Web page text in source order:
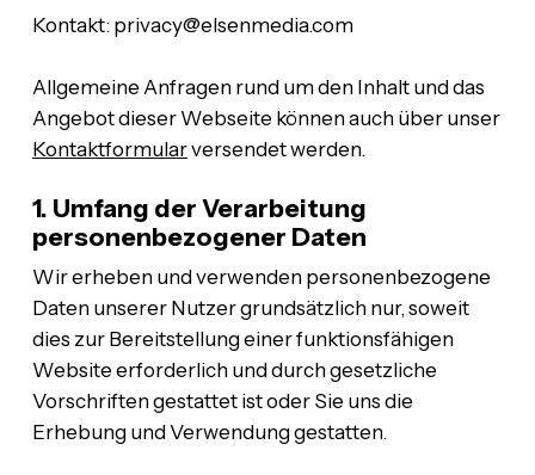
Kontakt: privacy@elsenmedia.com
Allgemeine Anfragen rund um den Inhalt und das
Angebot dieser Webseite können auch über unser
Kontaktformularversendet werden.
1. Umfang der Verarbeitung
personenbezogener Daten
Wir erheben und verwenden personenbezogene
Daten unserer Nutzer grundsätzlich nur, soweit
dies zur Bereitstellung einer funktionsfähigen
Website erforderlich und durch gesetzliche
Vorschriften gestattet ist oder Sie uns die
Erhebung und Verwendung gestatten.